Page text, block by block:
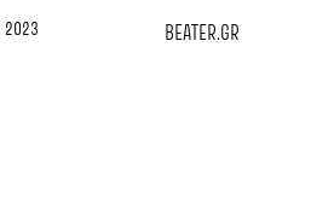
BEATER.GR